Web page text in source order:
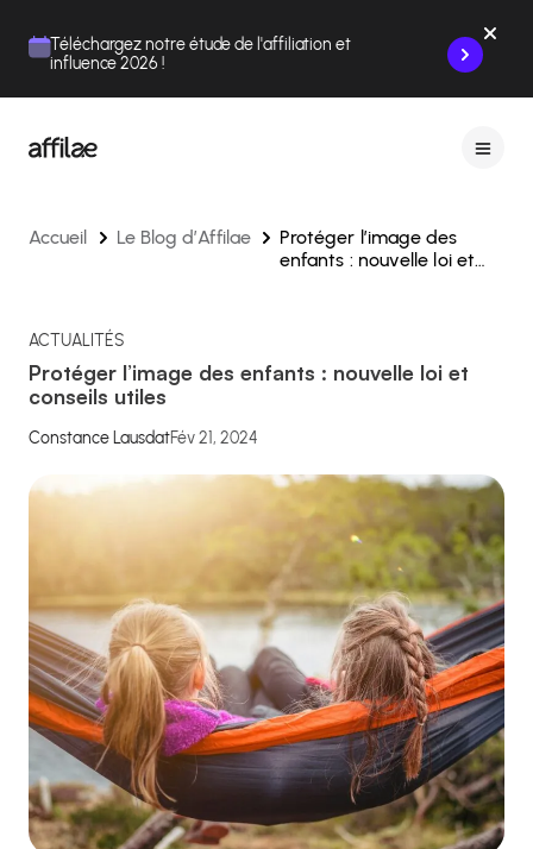
Téléchargez notre étude de l'affiliation et
influence 2026 !
Accueil Le Blog d’Affilae
Protéger l’image des
enfants : nouvelle loi et
ACTUALITÉS
Protéger l’image des enfants : nouvelle loi et
conseils utiles
Constance LausdatFév 21, 2024